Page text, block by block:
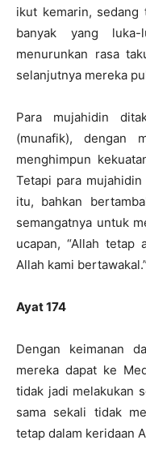
ikut kemarin, sedang
banyak yang
menurunkan rasa
selanjutnya mereka
Para mujahidin
(munafik), dengan
menghimpun
Tetapi para
itu, bahkan
semangatnya untuk
ucapan, “Allah tetap
Allah kami bertawakal.”
Ayat 174
Dengan keimanan
mereka dapat ke
tidak jadi melakukan
sama sekali tidak
tetap dalam keridaan